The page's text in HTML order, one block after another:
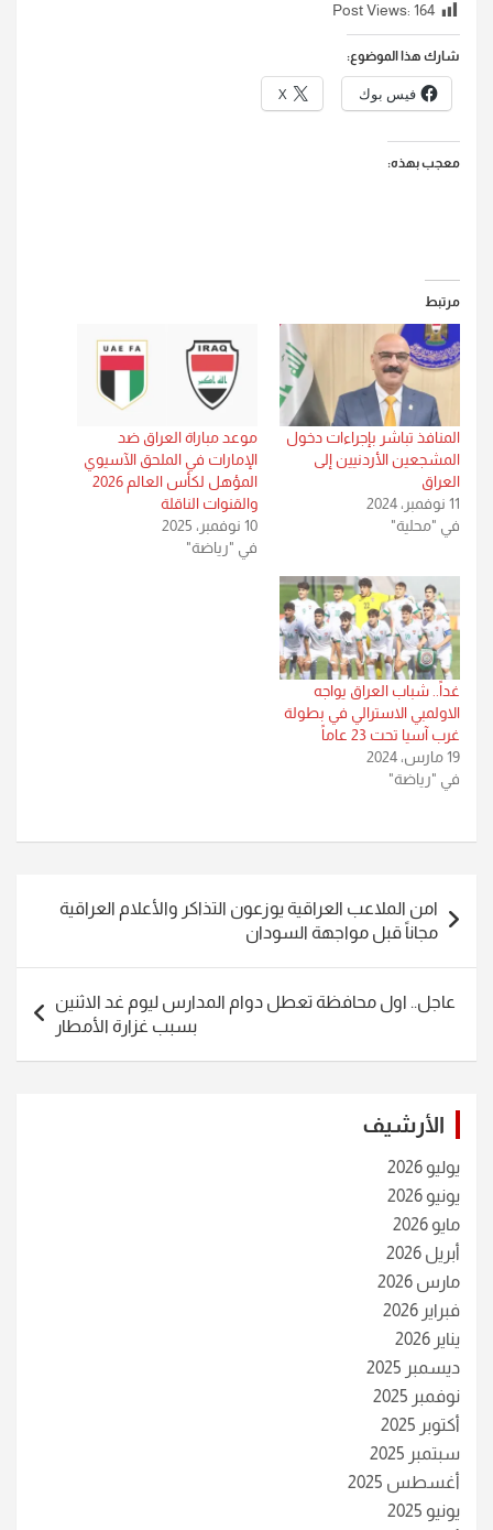
Post Views: 164
شارك هذا الموضوع:
فيس بوك X
معجب بهذه:
مرتبط
المنافذ تباشر بإجراءات دخول
المشجعين الأردنيين إلى
العراق
11 نوفمبر، 2024
في "محلية"
موعد مباراة العراق ضد
الإمارات في الملحق الآسيوي
المؤهل لكأس العالم 2026
والقنوات الناقلة
10 نوفمبر، 2025
في "رياضة"
غداً.. شباب العراق يواجه
الاولمبي الاسترالي في بطولة
غرب آسيا تحت 23 عاماً
19 مارس، 2024
في "رياضة"
المقالات
امن الملاعب العراقية يوزعون التذاكر والأعلام العراقية
مجاناً قبل مواجهة السودان
عاجل.. اول محافظة تعطل دوام المدارس ليوم غد الاثنين
بسبب غزارة الأمطار
الأرشيف
يوليو 2026
يونيو 2026
مايو 2026
أبريل 2026
مارس 2026
فبراير 2026
يناير 2026
ديسمبر 2025
نوفمبر 2025
أكتوبر 2025
سبتمبر 2025
أغسطس 2025
يونيو 2025